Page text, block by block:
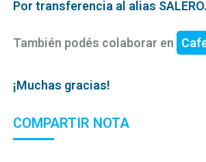
Por transferencia al alias
También podés colaborar en
¡Muchas gracias!
COMPARTIR NOTA